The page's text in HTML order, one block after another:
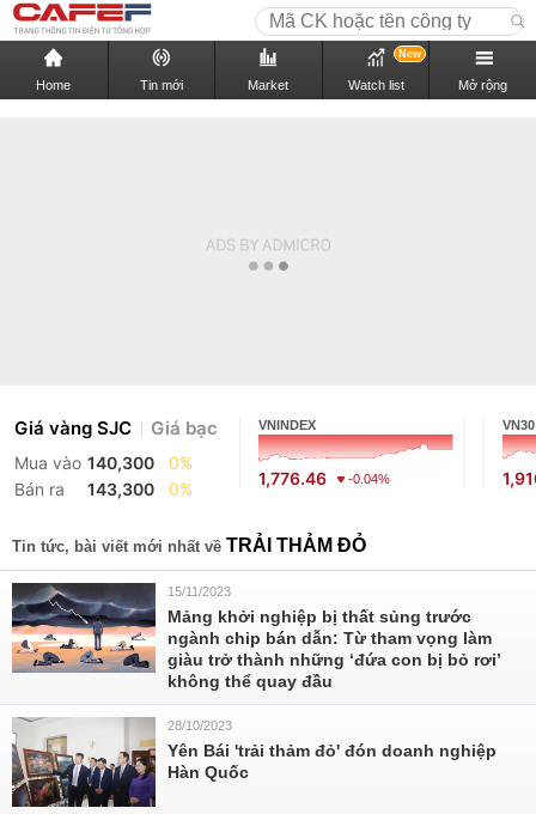
Home Tin mới Market Watch list
New
Mở rộng
Giá vàng SJC Giá bạc
Mua vào 140,300
0%
Bán ra
143,300 0%
VNINDEX
1,776.46 -0.04%
VN30
Tin tức, bài viết mới nhất về TRẢI THẢM ĐỎ
15/11/2023
Mảng khởi nghiệp bị thất sủng trước
ngành chip bán dẫn: Từ tham vọng làm
giàu trở thành những ‘đứa con bị bỏ rơi’
không thể quay đầu
28/10/2023
Yên Bái 'trải thảm đỏ' đón doanh nghiệp
Hàn Quốc